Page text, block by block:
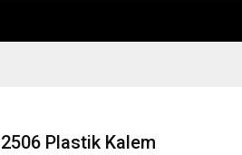
2506 Plastik Kalem